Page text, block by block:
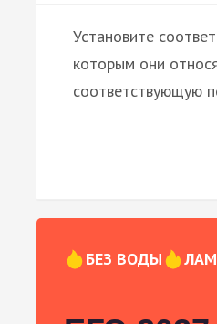
Установите
которым они
соответствующую
БЕЗ ВОДЫ